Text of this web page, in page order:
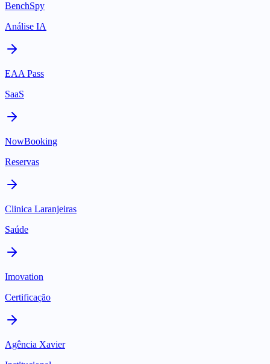
BenchSpy
Análise IA
EAA Pass
SaaS
NowBooking
Reservas
Clinica Laranjeiras
Saúde
Imovation
Certificação
Agência Xavier